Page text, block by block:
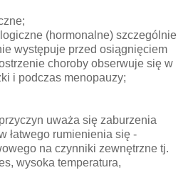
(hormonalne) szczególnie
występuje przed osiągnięciem
choroby obserwuje się w
i podczas menopauzy;
uważa się zaburzenia
łatwego rumienienia się -
na czynniki zewnętrzne tj.
wysoka temperatura,